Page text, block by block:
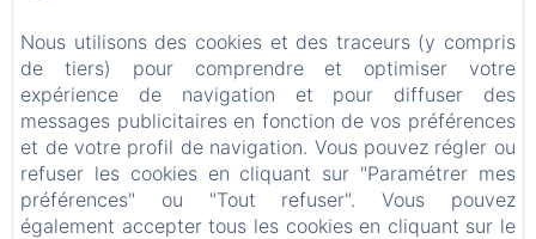
Table d'hôtes
Mariages & événements
Alentours
Contact
Politique de confidentialité
Informations légales
Nous utilisons des cookies et des traceurs (y compris
de tiers) pour comprendre et optimiser votre
expérience de navigation et pour diffuser des
messages publicitaires en fonction de vos préférences
et de votre profil de navigation. Vous pouvez régler ou
refuser les cookies en cliquant sur "Paramétrer mes
préférences" ou "Tout refuser". Vous pouvez
également accepter tous les cookies en cliquant sur le